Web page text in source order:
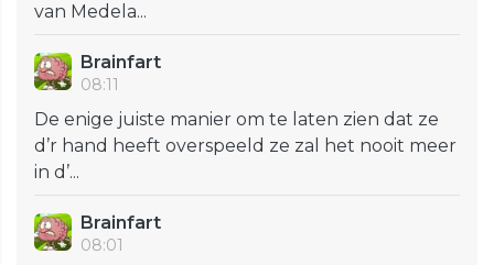
van Medela...
Brainfart
08:11
De enige juiste manier om te laten zien dat ze
d’r hand heeft overspeeld ze zal het nooit meer
in d’...
Brainfart
08:01